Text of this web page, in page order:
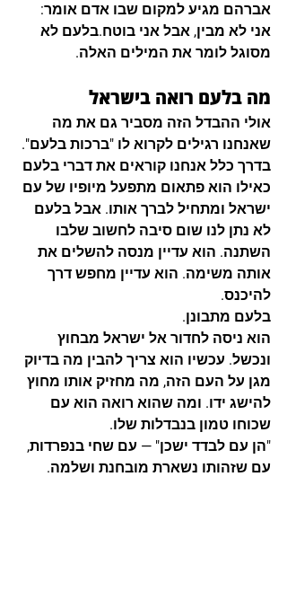
אברהם מגיע למקום שבו אדם אומר:
אני לא מבין, אבל אני בוטח.בלעם לא
מסוגל לומר את המילים האלה.
מה בלעם רואה בישראל
אולי ההבדל הזה מסביר גם את מה
שאנחנו רגילים לקרוא לו "ברכות בלעם".
בדרך כלל אנחנו קוראים את דברי בלעם
כאילו הוא פתאום מתפעל מיופיו של עם
ישראל ומתחיל לברך אותו. אבל בלעם
לא נתן לנו שום סיבה לחשוב שלבו
השתנה. הוא עדיין מנסה להשלים את
אותה משימה. הוא עדיין מחפש דרך
להיכנס.
בלעם מתבונן.
הוא ניסה לחדור אל ישראל מבחוץ
ונכשל. עכשיו הוא צריך להבין מה בדיוק
מגן על העם הזה, מה מחזיק אותו מחוץ
להישג ידו. ומה שהוא רואה הוא עם
שכוחו טמון בנבדלות שלו.
"הן עם לבדד ישכן" — עם שחי בנפרדות,
עם שזהותו נשארת מובחנת ושלמה.